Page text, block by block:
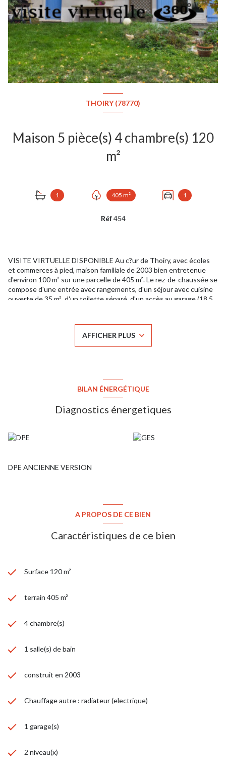
THOIRY (78770)
Maison 5 pièce(s) 4 chambre(s) 120
m²
1 405 m² 1
Réf454
VISITE VIRTUELLE DISPONIBLE Au c?ur de Thoiry, avec écoles
et commerces à pied, maison familiale de 2003 bien entretenue
d'environ 100 m² sur une parcelle de 405 m². Le rez-de-chaussée se
compose d'une entrée avec rangements, d'un séjour avec cuisine
ouverte de 35 m², d'un toilette séparé, d'un accès au garage (18,5
propose un jardin avec terrasse et deux emplacements de
stationnement. Double vitrage, VMC, vide sanitaire. Possibilité
d'installer une cheminée ou un poêle avec le conduit existant dans
AFFICHER PLUS
BILAN ÉNERGÉTIQUE
Diagnostics énergetiques
DPE ANCIENNE VERSION
A PROPOS DE CE BIEN
Caractéristiques de ce bien
Surface 120 m²
terrain 405 m²
4 chambre(s)
1 salle(s) de bain
construit en 2003
Chauffage autre : radiateur (electrique)
1 garage(s)
2 niveau(x)